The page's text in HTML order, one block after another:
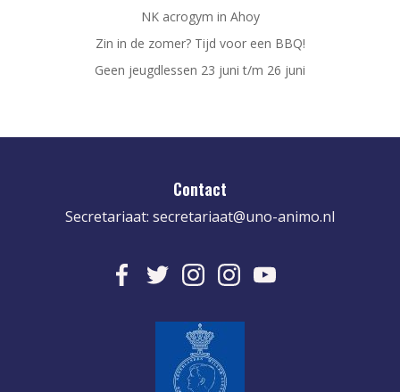
NK acrogym in Ahoy
Zin in de zomer? Tijd voor een BBQ!
Geen jeugdlessen 23 juni t/m 26 juni
Contact
Secretariaat: secretariaat@uno-animo.nl